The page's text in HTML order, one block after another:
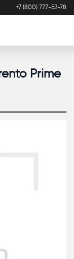
+7 (800) 777-52-78
Prime